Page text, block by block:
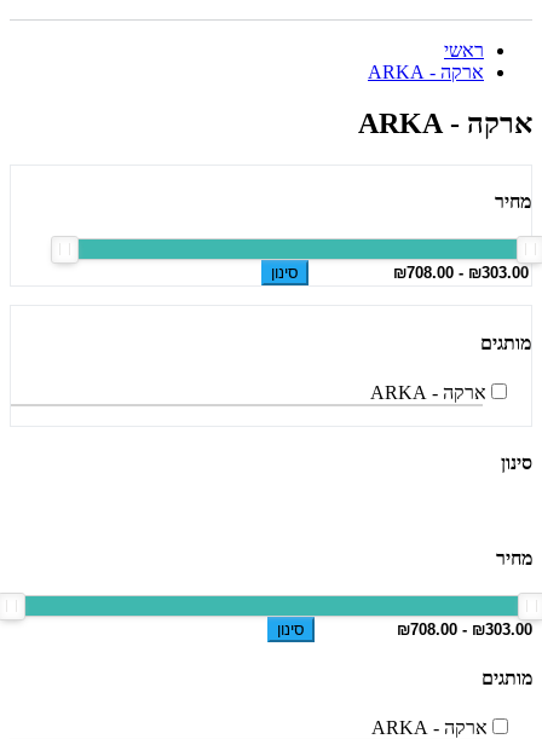
ראשי
ארקה - ARKA
ארקה - ARKA
מחיר
סינון
מותגים
ארקה - ARKA
סינון
מחיר
סינון
מותגים
ארקה - ARKA